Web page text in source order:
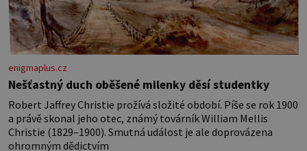
enigmaplus.cz
Nešťastný duch oběšené milenky děsí studentky
Robert Jaffrey Christie prožívá složité období. Píše se rok 1900
a právě skonal jeho otec, známý továrník William Mellis
Christie (1829–1900). Smutná událost je ale doprovázena
ohromným dědictvím